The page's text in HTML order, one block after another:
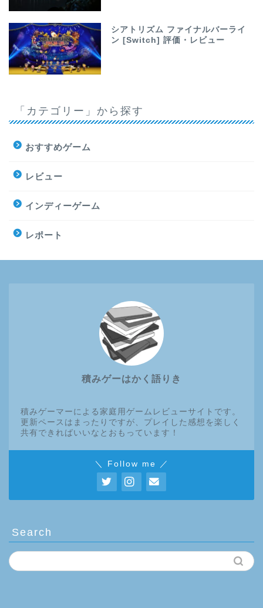
シアトリズム ファイナルバーライ
ン [Switch] 評価・レビュー
「カテゴリー」から探す
おすすめゲーム
レビュー
インディーゲーム
レポート
積みゲーはかく語りき
積みゲーマーによる家庭用ゲームレビューサイトです。
更新ペースはまったりですが、プレイした感想を楽しく
共有できればいいなとおもっています！
＼ Follow me ／
Search